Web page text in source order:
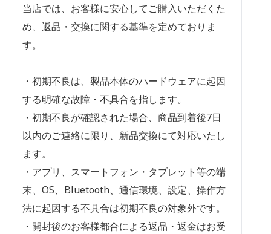
当店では、お客様に安心してご購入いただくた
め、返品・交換に関する基準を定めておりま
す。
・初期不良は、製品本体のハードウェアに起因
する明確な故障・不具合を指します。
・初期不良が確認された場合、商品到着後7日
以内のご連絡に限り、新品交換にて対応いたし
ます。
・アプリ、スマートフォン・タブレット等の端
末、OS、Bluetooth、通信環境、設定、操作方
法に起因する不具合は初期不良の対象外です。
・開封後のお客様都合による返品・返金はお受